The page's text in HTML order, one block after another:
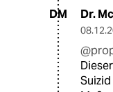
DM Dr.